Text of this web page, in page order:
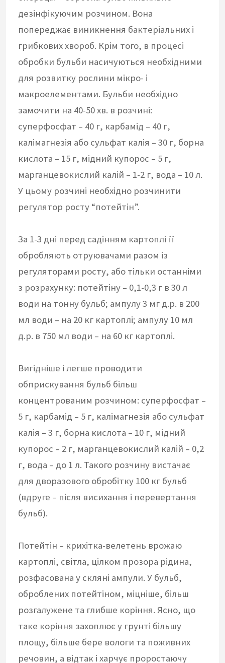
дезінфікуючим розчином. Вона
попереджає виникнення бактеріальних і
грибкових хвороб. Крім того, в процесі
обробки бульби насичуються необхідними
для розвитку рослини мікро- і
макроелементами. Бульби необхідно
замочити на 40-50 хв. в розчині:
суперфосфат – 40 г, карбамід – 40 г,
калімагнезія або сульфат калія – 30 г, борна
кислота – 15 г, мідний купорос – 5 г,
марганцевокислий калій – 1-2 г, вода – 10 л.
У цьому розчині необхідно розчинити
регулятор росту “потейтін”.
За 1-3 дні перед садінням картоплі її
обробляють отруювачами разом із
регуляторами росту, або тільки останніми
з розрахунку: потейтіну – 0,1-0,3 г в 30 л
води на тонну бульб; ампулу 3 мг д.р. в 200
мл води – на 20 кг картоплі; ампулу 10 мл
д.р. в 750 мл води – на 60 кг картоплі.
Вигідніше і легше проводити
обприскування бульб більш
концентрованим розчином: суперфосфат –
5 г, карбамід – 5 г, калімагнезія або сульфат
калія – 3 г, борна кислота – 10 г, мідний
купорос – 2 г, марганцевокислий калій – 0,2
г, вода – до 1 л. Такого розчину вистачає
для дворазового обробітку 100 кг бульб
(вдруге – після висихання і перевертання
бульб).
Потейтін – крихітка-велетень врожаю
картоплі, світла, цілком прозора рідина,
розфасована у скляні ампули. У бульб,
оброблених потейтіном, міцніше, більш
розгалужене та глибше коріння. Ясно, що
таке коріння захоплює у грунті більшу
площу, більше бере вологи та поживних
речовин, а відтак і харчує проростаючу